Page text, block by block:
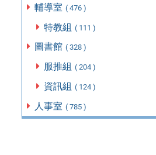
輔導室 ( 476 )
特教組 ( 111 )
圖書館 ( 328 )
服推組 ( 204 )
資訊組 ( 124 )
人事室 ( 785 )